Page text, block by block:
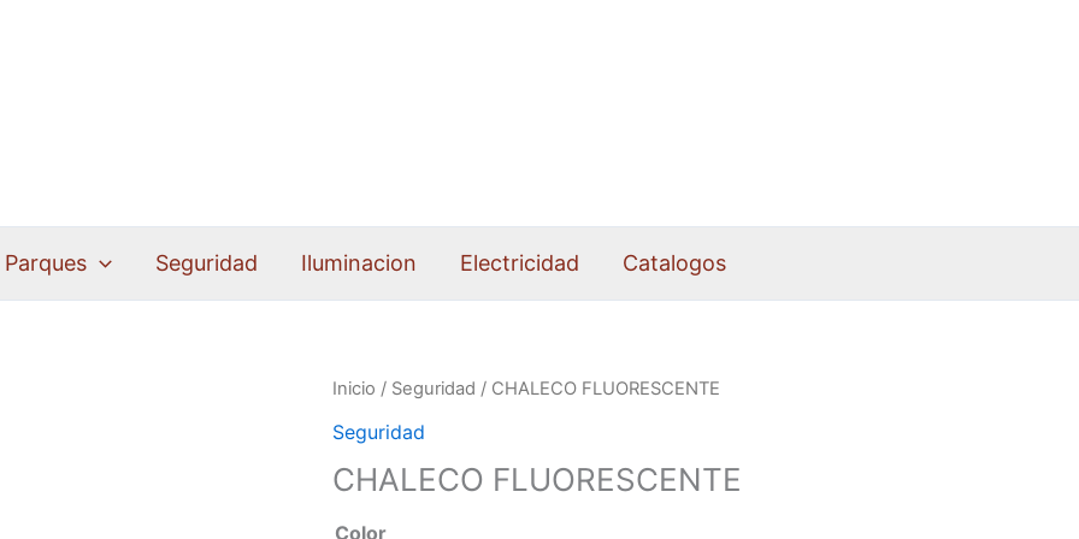
Parques Seguridad Iluminacion Electricidad Catalogos
Inicio / Seguridad / CHALECO FLUORESCENTE
Seguridad
CHALECO FLUORESCENTE
Color
CHALECO
cantidad